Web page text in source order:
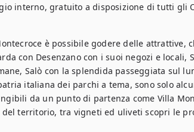
interno, gratuito a disposizione di tutti gli
è possibile godere delle attrattive,
con Desenzano con i suoi negozi e locali,
Salò con la splendida passeggiata sul
italiana dei parchi a tema, sono solo
da un punto di partenza come Villa
territorio, tra vigneti ed uliveti scopri le